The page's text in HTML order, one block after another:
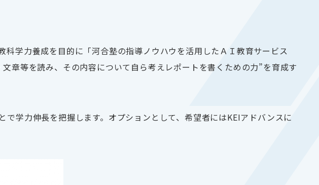
学力養成を目的に「河合塾の指導ノウハウを活用したＡＩ教育サービス
章等を読み、その内容について自ら考えレポートを書くための力”を育成す
学力伸長を把握します。オプションとして、希望者にはKEIアドバンスに